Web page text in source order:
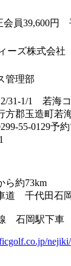
員39,600円
ーズ株式会社
管理部
31-1/1 若海
郡玉造町若
55-0129予
1/1
約73km
千代田石岡
石岡駅下車
nejiki/